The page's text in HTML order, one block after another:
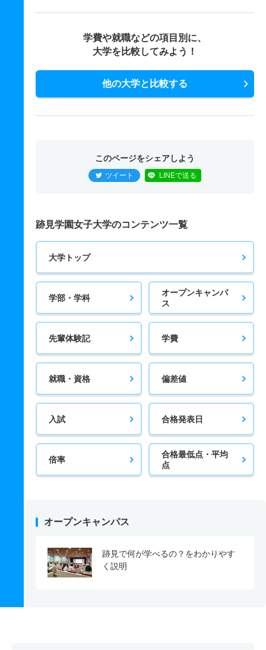
学費や就職などの項目別に、
大学を比較してみよう！
他の大学と比較する
このページをシェアしよう
ツイート LINEで送る
跡見学園女子大学のコンテンツ一覧
大学トップ
学部・学科
オープンキャンパ
ス
先輩体験記 学費
就職・資格 偏差値
入試 合格発表日
倍率
合格最低点・平均
点
オープンキャンパス
跡見で何が学べるの？をわかりやす
く説明